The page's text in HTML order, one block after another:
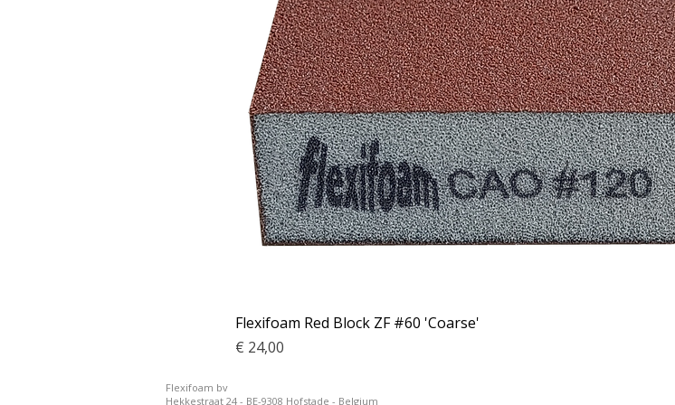
Flexifoam Red Block ZF #60 'Coarse'
Prijs
€ 24,00
Flexifoam bv
Hekkestraat 24 - BE-9308 Hofstade - Belgium